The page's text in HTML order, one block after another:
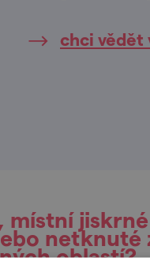
chci vědět
místní jiskrné
netknuté
oblastí?